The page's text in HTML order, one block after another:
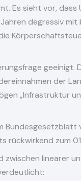
Es sieht vor,
degressiv
geeinigt.
der
„Infrastruktur
Bundesgesetzblatt
rückwirkend zum
zwischen linearer